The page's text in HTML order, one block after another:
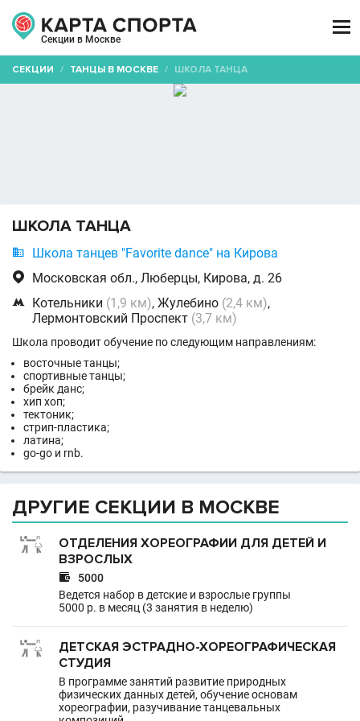
Секции в Москве

СЕКЦИИ / ТАНЦЫ В МОСКВЕ / ШКОЛА ТАНЦА
ШКОЛА ТАНЦА
 Школа танцев "Favorite dance" на Кирова
 Московская обл., Люберцы, Кирова, д. 26
 Котельники (1,9 км), Жулебино (2,4 км),
Лермонтовский Проспект (3,7 км)
Школа проводит обучение по следующим направлениям:
восточные танцы;
спортивные танцы;
брейк данс;
хип хоп;
тектоник;
стрип-пластика;
латина;
go-go и rnb.
ДРУГИЕ СЕКЦИИ В МОСКВЕ
ОТДЕЛЕНИЯ ХОРЕОГРАФИИ ДЛЯ ДЕТЕЙ И
ВЗРОСЛЫХ

5000
Ведется набор в детские и взрослые группы
5000 р. в месяц (3 занятия в неделю)
ДЕТСКАЯ ЭСТРАДНО-ХОРЕОГРАФИЧЕСКАЯ
СТУДИЯ
В программе занятий развитие природных
физических данных детей, обучение основам
хореографии, разучивание танцевальных